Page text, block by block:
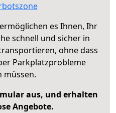
es Ihnen, Ihr
schnell und sicher in
ohne dass
Parkplatzprobleme
müssen.
aus, und erhalten
Angebote.